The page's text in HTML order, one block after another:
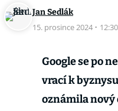
Jan Sedlák
15. prosince 2024 · 12:30
Google se po
vrací k
oznámila nový